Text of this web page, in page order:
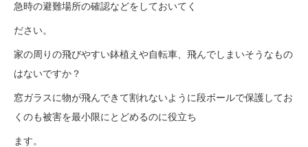
急時の避難場所の確認などをしておいてく
ださい。
家の周りの飛びやすい鉢植えや自転車、飛んでしまいそうなもの
はないですか？
窓ガラスに物が飛んできて割れないように段ボールで保護してお
くのも被害を最小限にとどめるのに役立ち
ます。